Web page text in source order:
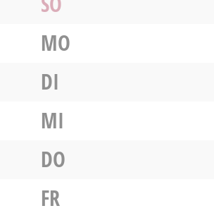
MO
DI
MI
DO
FR